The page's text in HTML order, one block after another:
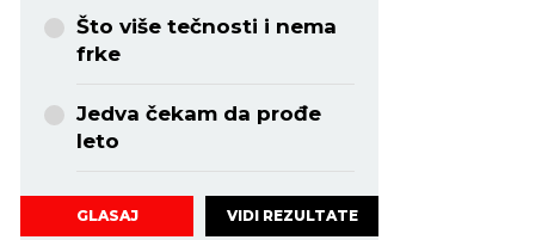
Što više tečnosti i nema
frke
Jedva čekam da prođe
leto
GLASAJ VIDI REZULTATE